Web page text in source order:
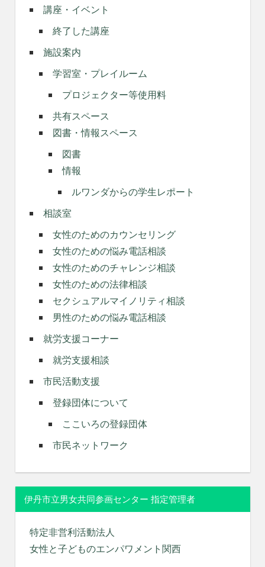
講座・イベント
終了した講座
施設案内
学習室・プレイルーム
プロジェクター等使用料
共有スペース
図書・情報スペース
図書
情報
ルワンダからの学生レポート
相談室
女性のためのカウンセリング
女性のための悩み電話相談
女性のためのチャレンジ相談
女性のための法律相談
セクシュアルマイノリティ相談
男性のための悩み電話相談
就労支援コーナー
就労支援相談
市民活動支援
登録団体について
ここいろの登録団体
市民ネットワーク
伊丹市立男女共同参画センター 指定管理者
特定非営利活動法人
女性と子どものエンパワメント関西